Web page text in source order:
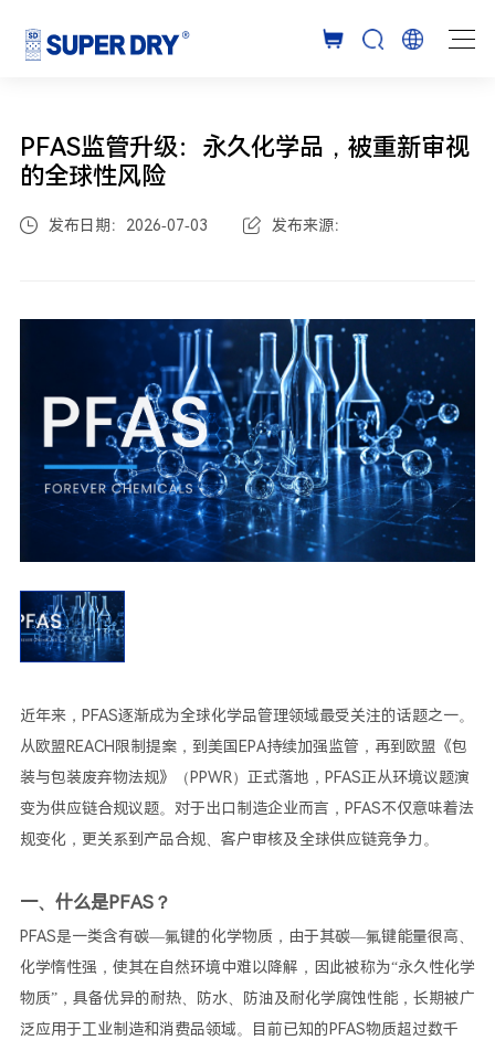
最新资讯
干霸活动
PFAS监管升级：永久化学品，被重新审视
的全球性风险
发布日期：2026-07-03 发布来源：
近年来，PFAS逐渐成为全球化学品管理领域最受关注的话题之一。
从欧盟REACH限制提案，到美国EPA持续加强监管，再到欧盟《包
装与包装废弃物法规》（PPWR）正式落地，PFAS正从环境议题演
变为供应链合规议题。对于出口制造企业而言，PFAS不仅意味着法
规变化，更关系到产品合规、客户审核及全球供应链竞争力。
一、什么是PFAS？
PFAS是一类含有碳—氟键的化学物质，由于其碳—氟键能量很高、
化学惰性强，使其在自然环境中难以降解，因此被称为“永久性化学
物质”，具备优异的耐热、防水、防油及耐化学腐蚀性能，长期被广
泛应用于工业制造和消费品领域。目前已知的PFAS物质超过数千